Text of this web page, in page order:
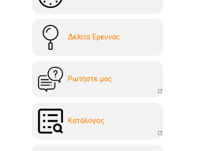
Δελτία Έρευνας
Ρωτήστε μας
Kατάλογoς